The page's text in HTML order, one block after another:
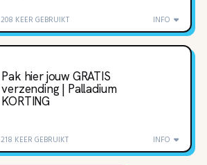
208 KEER GEBRUIKT INFO
Pak hier jouw GRATIS
verzending | Palladium
KORTING
218 KEER GEBRUIKT INFO